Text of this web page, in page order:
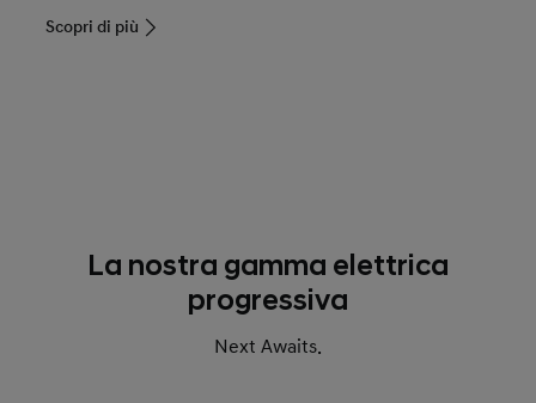
Scopri di più
La nostra gamma elettrica
progressiva
Next Awaits.